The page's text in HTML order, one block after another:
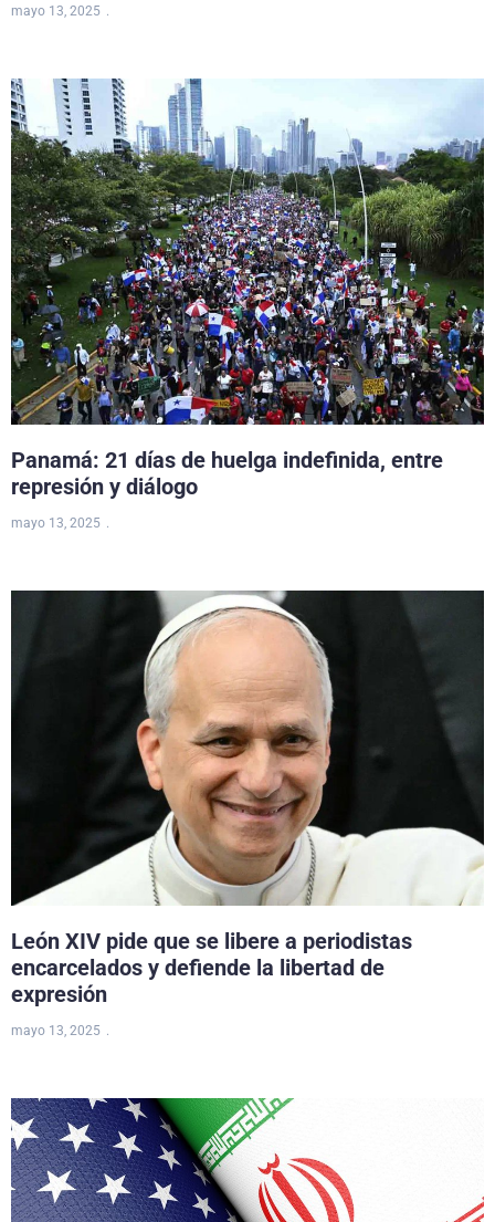
mayo 13, 2025
Panamá: 21 días de huelga indefinida, entre
represión y diálogo
mayo 13, 2025
León XIV pide que se libere a periodistas
encarcelados y defiende la libertad de
expresión
mayo 13, 2025